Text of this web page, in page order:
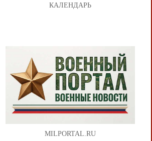
КАЛЕНДАРЬ
MILPORTAL.RU